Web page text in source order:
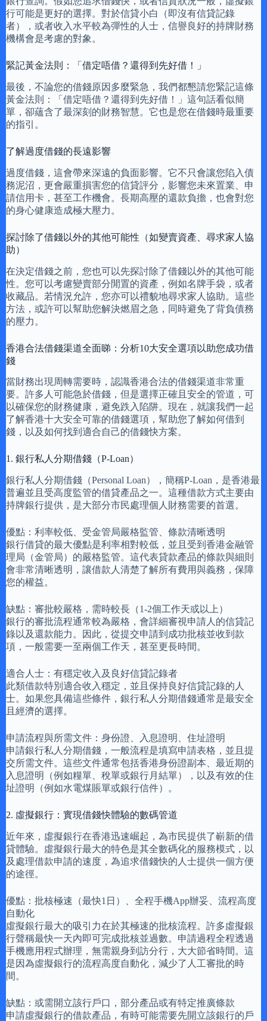
行可能是更好的選擇。對於信貸小白（即沒有信貸記錄
者），或者收入水平較為彈性的人士，信譽良好的持牌財務
機構會是考慮的對象。
緊記黃金法則：「借定唔借？還得到先好借！」
最後，不論您的借錢原因多麼緊急，我們都懇請您緊記這條
黃金法則：「借定唔借？還得到先好借！」這句話看似簡
單，卻蘊含了最深刻的財務智慧。它也是您在借錢時最重要
的指引。
了解過度借錢的長遠影響
過度借錢，這會帶來深遠的負面影響。它不只會讓您陷入債
務泥沼，更會嚴重損害您的信貸評分，影響您未來置業、申
請信用卡，甚至工作機會。長期高壓的還款負擔，也會對您
的身心健康造成極大壓力。
探討除了借錢以外的其他可能性（如變賣資產、尋求家人協
助）
在決定借錢之前，您也可以先探討除了借錢以外的其他可能
性。您可以考慮變賣部分閒置的資產，例如名牌手袋，或者
收藏品。若情況允許，您亦可以禮貌地尋求家人協助。這些
方法，或許可以幫助您解決燃眉之急，同時避免了背負債務
的壓力。
香港合法借錢渠道全面睇：分析10大安全選項以助您成功借
錢
當財務出現周轉需要時，認識香港合法的借錢渠道非常重
要。許多人可能急於借錢，但是選擇正確且安全的管道，可
以確保您的財務健康，避免跌入陷阱。現在，就讓我們一起
了解香港十大安全可靠的借錢選項，幫助您了解如何借到
錢，以及如何找到適合自己的借錢快方案。
1. 銀行私人分期借錢（P-Loan）
銀行私人分期借錢（Personal Loan），簡稱P-Loan，是香港最
普遍並且受高度監管的借貸產品之一。這種借款方式主要由
持牌銀行提供，是大部分市民處理個人財務需要的首選。
優點：利率較低、受金管局嚴格監管、條款清晰透明
銀行借貸的最大優點是利率相對較低，並且受到香港金融管
理局（金管局）的嚴格監管。這代表貸款產品的條款與細則
會非常清晰透明，讓借款人清楚了解所有費用與義務，保障
您的權益。
缺點：審批較嚴格，需時較長（1-2個工作天或以上）
銀行的審批流程通常較為嚴格，會詳細審視申請人的信貸記
錄以及還款能力。因此，從提交申請到成功批核並收到款
項，一般需要一至兩個工作天，甚至更長時間。
適合人士：有穩定收入及良好信貸記錄者
此類借款特別適合收入穩定，並且保持良好信貸記錄的人
士。如果您具備這些條件，銀行私人分期借錢通常是最安全
且經濟的選擇。
申請流程與所需文件：身份證、入息證明、住址證明
申請銀行私人分期借錢，一般流程是填寫申請表格，並且提
交所需文件。這些文件通常包括香港身份證副本、最近期的
入息證明（例如糧單、稅單或銀行月結單），以及有效的住
址證明（例如水電煤賬單或銀行信件）。
2. 虛擬銀行：實現借錢快體驗的數碼管道
近年來，虛擬銀行在香港迅速崛起，為市民提供了嶄新的借
貸體驗。虛擬銀行最大的特色是其全數碼化的服務模式，以
及處理借款申請的速度，為追求借錢快的人士提供一個方便
的途徑。
優點：批核極速（最快1日）、全程手機App辦妥、流程高度
自動化
虛擬銀行最大的吸引力在於其極速的批核流程。許多虛擬銀
行聲稱最快一天內即可完成批核並過數。申請過程全程透過
手機應用程式辦理，無需親身到訪分行，大大節省時間。這
是因為虛擬銀行的流程高度自動化，減少了人工審批的時
間。
缺點：或需開立該行戶口，部分產品或有特定推廣條款
申請虛擬銀行的借款產品，有時可能需要先開立該銀行的戶